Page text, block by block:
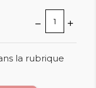
la rubrique